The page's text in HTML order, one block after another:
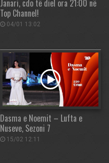
Janari, cdo të diel ora 21:00 në
Top Channel!
04/01 13:02
Dasma e Noemit – Lufta e
Nuseve, Sezoni 7
15/02 12:11